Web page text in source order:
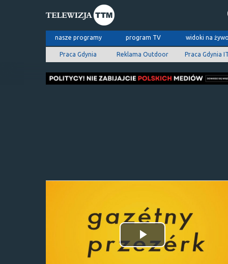
nasze programy program TV widoki na
Praca Gdynia Reklama Outdoor Praca Gdynia
Odtwórz